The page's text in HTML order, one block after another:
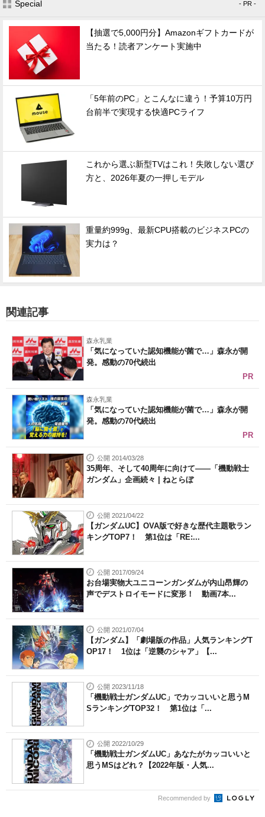
Special - PR -
【抽選で5,000円分】Amazonギフトカードが
当たる！読者アンケート実施中
「5年前のPC」とこんなに違う！予算10万円
台前半で実現する快適PCライフ
これから選ぶ新型TVはこれ！失敗しない選び
方と、2026年夏の一押しモデル
重量約999g、最新CPU搭載のビジネスPCの
実力は？
関連記事
森永乳業
「気になっていた認知機能が菌で…」森永が開
発。感動の70代続出
PR
森永乳業
「気になっていた認知機能が菌で…」森永が開
発。感動の70代続出
PR
公開 2014/03/28
35周年、そして40周年に向けて――「機動戦士
ガンダム」企画続々 | ねとらぼ
公開 2021/04/22
【ガンダムUC】OVA版で好きな歴代主題歌ラン
キングTOP7！ 第1位は「RE:...
公開 2017/09/24
お台場実物大ユニコーンガンダムが内山昂輝の
声でデストロイモードに変形！ 動画7本...
公開 2021/07/04
【ガンダム】「劇場版の作品」人気ランキングT
OP17！ 1位は「逆襲のシャア」【...
公開 2023/11/18
「機動戦士ガンダムUC」でカッコいいと思うM
SランキングTOP32！ 第1位は「...
公開 2022/10/29
「機動戦士ガンダムUC」あなたがカッコいいと
思うMSはどれ？【2022年版・人気...
Recommended by